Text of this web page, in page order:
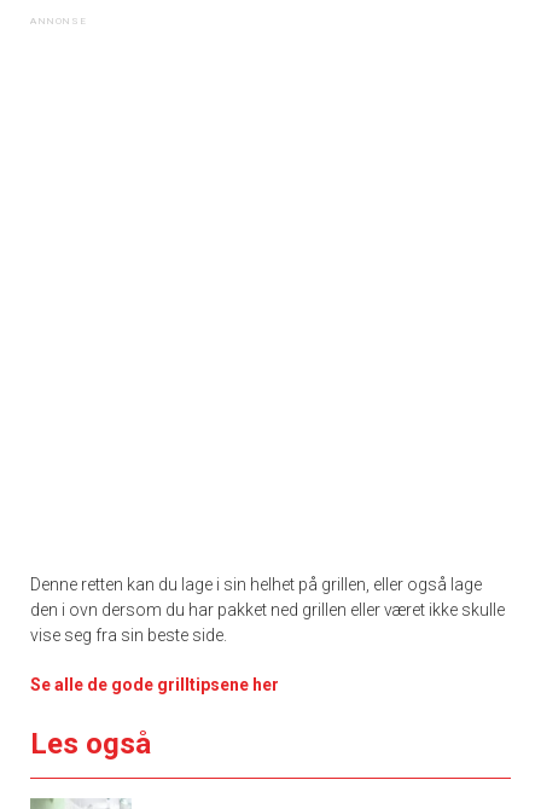
Denne retten kan du lage i sin helhet på grillen, eller også lage
den i ovn dersom du har pakket ned grillen eller været ikke skulle
vise seg fra sin beste side.
Se alle de gode grilltipsene her
Les også